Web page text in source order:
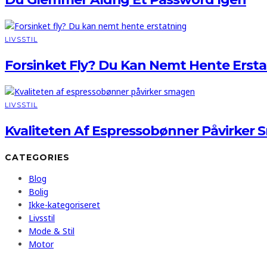
LIVSSTIL
Forsinket Fly? Du Kan Nemt Hente
LIVSSTIL
Kvaliteten Af Espressobønner Påvirker
CATEGORIES
Blog
Bolig
Ikke-kategoriseret
Livsstil
Mode & Stil
Motor